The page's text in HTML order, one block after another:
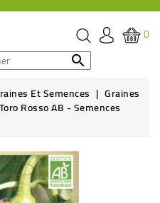
0

Et Semences Graines
Rosso AB - Semences